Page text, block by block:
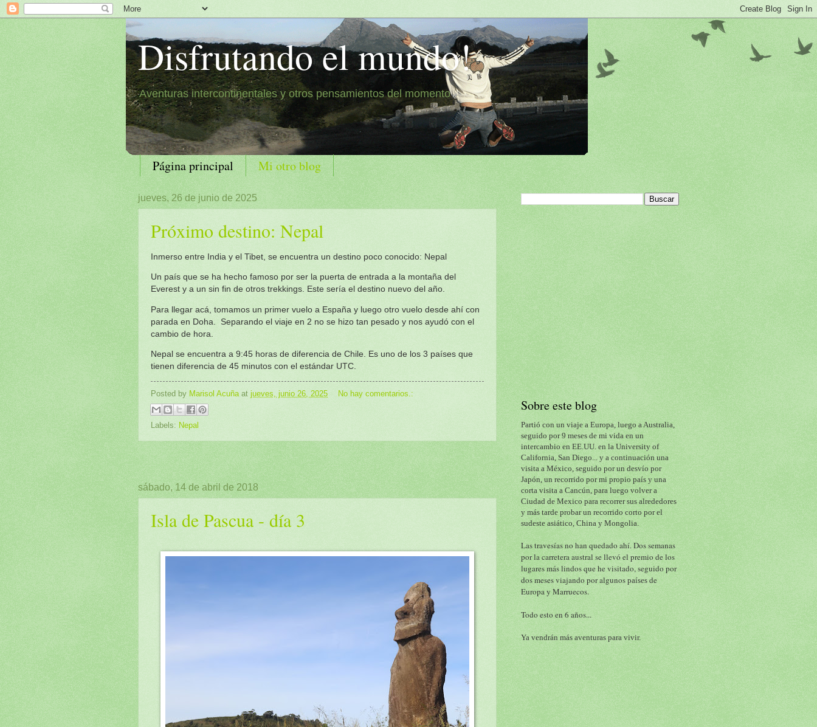
Disfrutando el mundo!
Aventuras intercontinentales y otros pensamientos del momento
Página principal Mi otro blog
jueves, 26 de junio de 2025
Próximo destino: Nepal
Inmerso entre India y el Tibet, se encuentra un destino poco conocido: Nepal
Un país que se ha hecho famoso por ser la puerta de entrada a la montaña del
Everest y a un sin fin de otros trekkings. Este sería el destino nuevo del año.
Para llegar acá, tomamos un primer vuelo a España y luego otro vuelo desde ahí con
parada en Doha. Separando el viaje en 2 no se hizo tan pesado y nos ayudó con el
cambio de hora.
Nepal se encuentra a 9:45 horas de diferencia de Chile. Es uno de los 3 países que
tienen diferencia de 45 minutos con el estándar UTC.
Posted by Marisol Acuña at jueves, junio 26, 2025 No hay comentarios.:
Labels: Nepal
sábado, 14 de abril de 2018
Isla de Pascua - día 3
Sobre este blog
Partió con un viaje a Europa, luego a Australia,
seguido por 9 meses de mi vida en un
intercambio en EE.UU. en la University of
California, San Diego... y a continuación una
visita a México, seguido por un desvío por
Japón, un recorrido por mi propio país y una
corta visita a Cancún, para luego volver a
Ciudad de Mexico para recorrer sus alrededores
y más tarde probar un recorrido corto por el
sudeste asiático, China y Mongolia.
Las travesías no han quedado ahí. Dos semanas
por la carretera austral se llevó el premio de los
lugares más lindos que he visitado, seguido por
dos meses viajando por algunos países de
Europa y Marruecos.
Todo esto en 6 años...
Ya vendrán más aventuras para vivir.